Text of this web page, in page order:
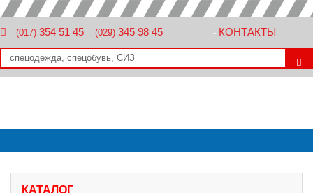
(017) 354 51 45 (029) 345 98 45 - КОНТАКТЫ
КАТАЛОГ